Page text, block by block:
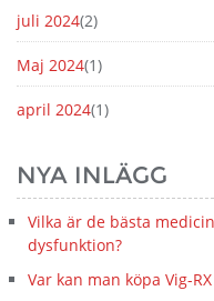
juli 2024(2)
Maj 2024(1)
april 2024(1)
NYA INLÄGG
Vilka är de bästa
dysfunktion?
Var kan man köpa Vig-